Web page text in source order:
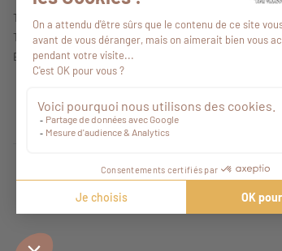
Tous nos conseils
Trouver un point de vente
Espace professionnel